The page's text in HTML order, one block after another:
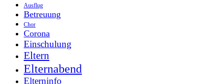
Ausflug
Betreuung
Chor
Corona
Einschulung
Eltern
Elternabend
Elterninfo